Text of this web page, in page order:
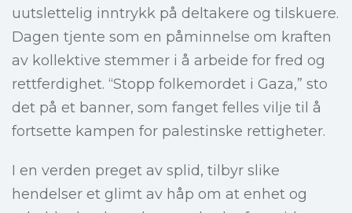
uutslettelig inntrykk på deltakere og tilskuere.
Dagen tjente som en påminnelse om kraften
av kollektive stemmer i å arbeide for fred og
rettferdighet. “Stopp folkemordet i Gaza,” sto
det på et banner, som fanget felles vilje til å
fortsette kampen for palestinske rettigheter.
I en verden preget av splid, tilbyr slike
hendelser et glimt av håp om at enhet og